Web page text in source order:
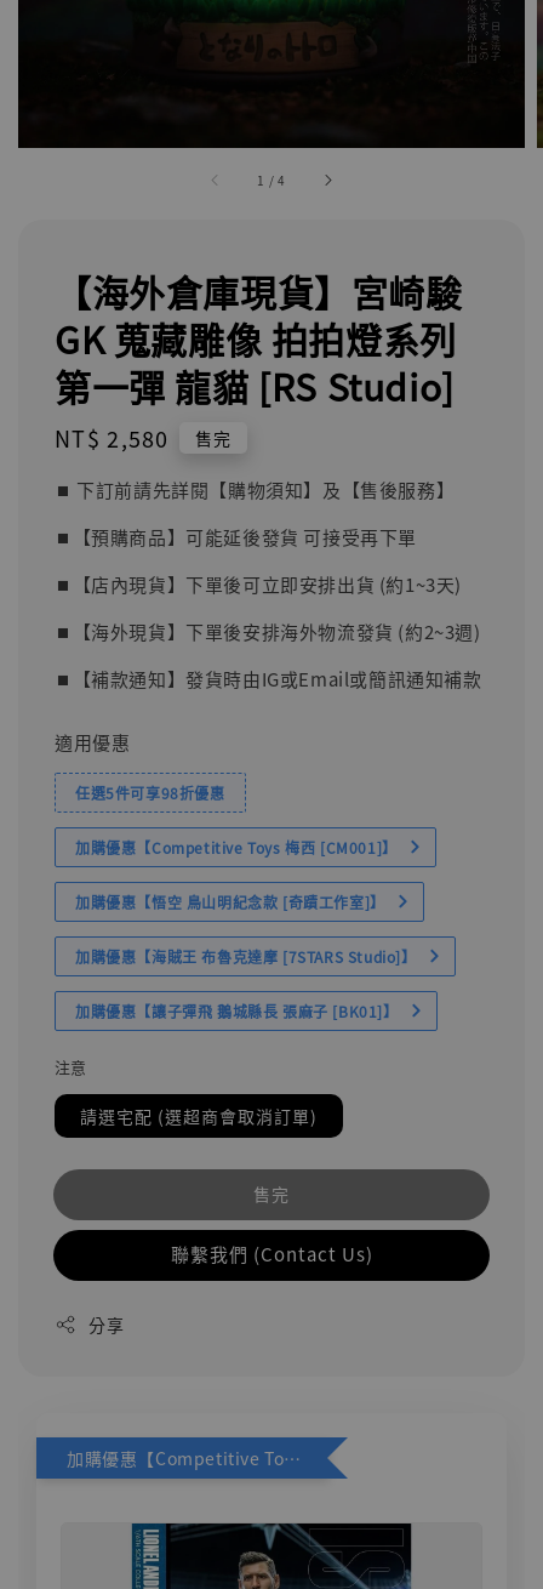
1 /4
【海外倉庫現貨】宮崎駿
GK 蒐藏雕像 拍拍燈系列
第一彈 龍貓 [RS Studio]
Regular
NT$ 2,580 售完
⏹︎ 下訂前請先詳閱【購物須知】及【售後服務】
⏹︎【預購商品】可能延後發貨 可接受再下單
⏹︎【店內現貨】下單後可立即安排出貨 (約1~3天)
⏹︎【海外現貨】下單後安排海外物流發貨 (約2~3週)
⏹︎【補款通知】發貨時由IG或Email或簡訊通知補款
適用優惠
任選5件可享98折優惠
加購優惠【Competitive Toys 梅西 [CM001]】
加購優惠【悟空 鳥山明紀念款 [奇蹟工作室]】
加購優惠【海賊王 布魯克達摩 [7STARS Studio]】
加購優惠【讓子彈飛 鵝城縣長 張麻子 [BK01]】
注意
請選宅配 (選超商會取消訂單)
售完
聯繫我們 (Contact Us)
分享
加購優惠【Competitive Toys 梅西 [CM001]】